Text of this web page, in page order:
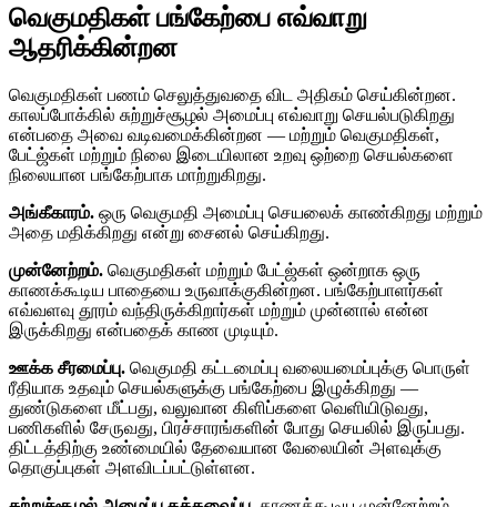
வெகுமதிகள் பங்கேற்பை எவ்வாறு
ஆதரிக்கின்றன
வெகுமதிகள் பணம் செலுத்துவதை விட அதிகம் செய்கின்றன.
காலப்போக்கில் சுற்றுச்சூழல் அமைப்பு எவ்வாறு செயல்படுகிறது
என்பதை அவை வடிவமைக்கின்றன — மற்றும் வெகுமதிகள்,
பேட்ஜ்கள் மற்றும் நிலை இடையிலான உறவு ஒற்றை செயல்களை
நிலையான பங்கேற்பாக மாற்றுகிறது.
அங்கீகாரம். ஒரு வெகுமதி அமைப்பு செயலைக் காண்கிறது மற்றும்
அதை மதிக்கிறது என்று சைனல் செய்கிறது.
முன்னேற்றம். வெகுமதிகள் மற்றும் பேட்ஜ்கள் ஒன்றாக ஒரு
காணக்கூடிய பாதையை உருவாக்குகின்றன. பங்கேற்பாளர்கள்
எவ்வளவு தூரம் வந்திருக்கிறார்கள் மற்றும் முன்னால் என்ன
இருக்கிறது என்பதைக் காண முடியும்.
ஊக்க சீரமைப்பு. வெகுமதி கட்டமைப்பு வலையமைப்புக்கு பொருள்
ரீதியாக உதவும் செயல்களுக்கு பங்கேற்பை இழுக்கிறது —
துண்டுகளை மீட்பது, வலுவான கிளிப்களை வெளியிடுவது,
பணிகளில் சேருவது, பிரச்சாரங்களின் போது செயலில் இருப்பது.
திட்டத்திற்கு உண்மையில் தேவையான வேலையின் அளவுக்கு
தொகுப்புகள் அளவிடப்பட்டுள்ளன.